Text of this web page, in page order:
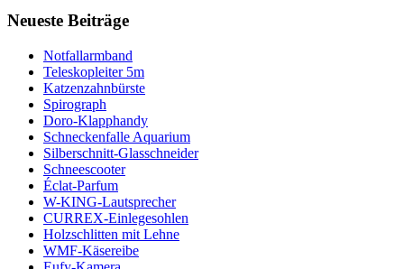
Neueste Beiträge
Notfallarmband
Teleskopleiter 5m
Katzenzahnbürste
Spirograph
Doro-Klapphandy
Schneckenfalle Aquarium
Silberschnitt-Glasschneider
Schneescooter
Éclat-Parfum
W-KING-Lautsprecher
CURREX-Einlegesohlen
Holzschlitten mit Lehne
WMF-Käsereibe